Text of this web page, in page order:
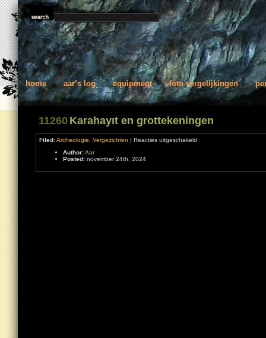
home aar’s log equipment foto vergelijkingen
11260 Karahayıt en grottekeningen
Filed:Archeologie Vergezichten | Reacties uitgeschakeld
Author:Aar
Posted: november 24th, 2024